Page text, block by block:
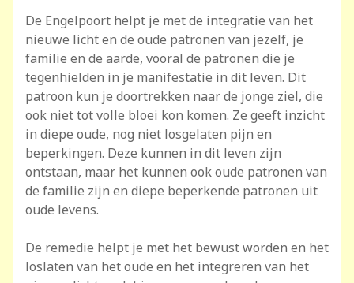
De Engelpoort helpt je met de integratie van het
nieuwe licht en de oude patronen van jezelf, je
familie en de aarde, vooral de patronen die je
tegenhielden in je manifestatie in dit leven. Dit
patroon kun je doortrekken naar de jonge ziel, die
ook niet tot volle bloei kon komen. Ze geeft inzicht
in diepe oude, nog niet losgelaten pijn en
beperkingen. Deze kunnen in dit leven zijn
ontstaan, maar het kunnen ook oude patronen van
de familie zijn en diepe beperkende patronen uit
oude levens.
De remedie helpt je met het bewust worden en het
loslaten van het oude en het integreren van het